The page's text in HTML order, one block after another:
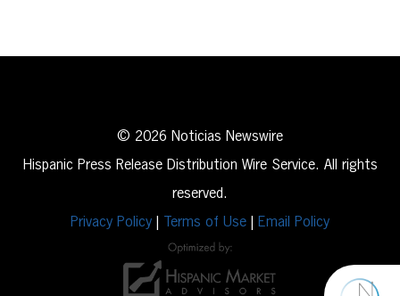
© 2026 Noticias Newswire
Hispanic Press Release Distribution Wire Service. All rights
reserved.
Privacy Policy
Terms of Use Email Policy